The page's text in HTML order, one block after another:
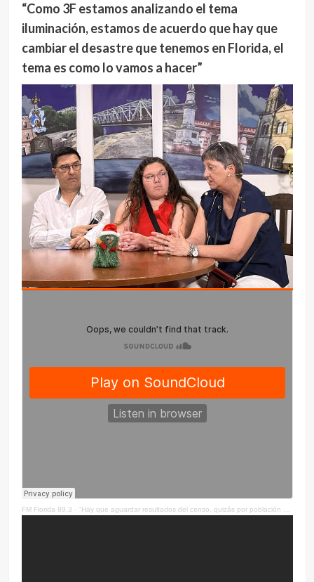
“Como 3F estamos analizando el tema
iluminación, estamos de acuerdo que hay que
cambiar el desastre que tenemos en Florida, el
tema es como lo vamos a hacer”
FM Florida 89.3 · "Hay que aguardar resultados del censo, quizás por población surja un nuevo municipio"